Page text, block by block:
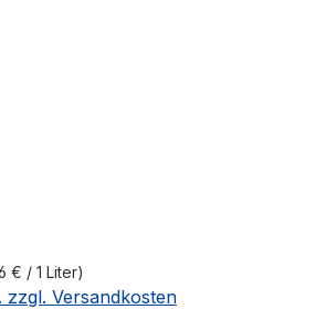
€ / 1 Liter)
zzgl. Versandkosten